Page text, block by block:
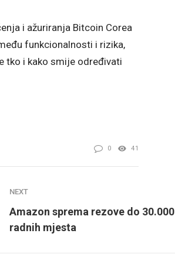
i ažuriranja Bitcoin Corea
funkcionalnosti i rizika,
tko i kako smije određivati
0 41
NEXT
Amazon sprema rezove do 30.000
radnih mjesta